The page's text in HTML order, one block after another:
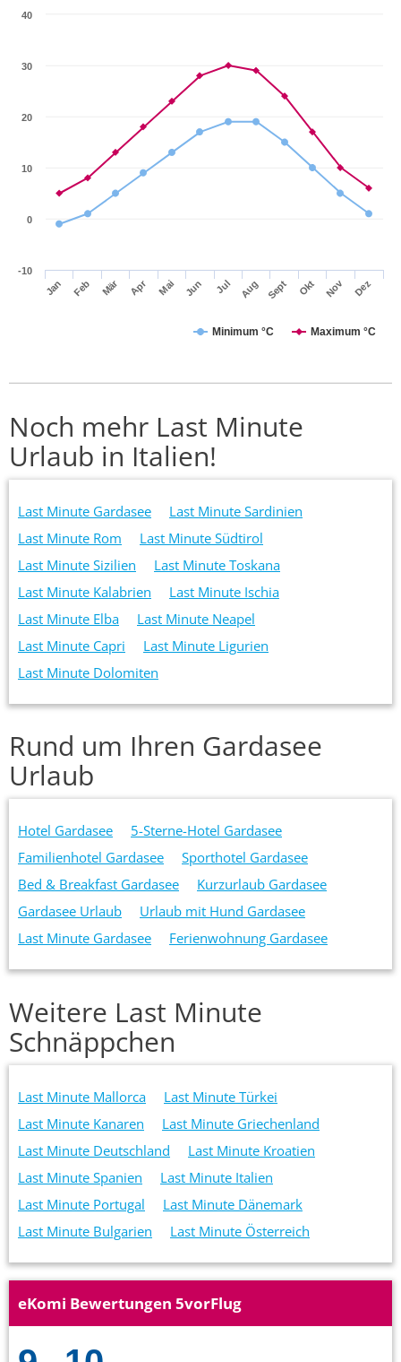
Minimum °C Maximum °C
Jan Feb Mär Apr Mai Jun Jul Aug Sept Okt Nov Dez
-10
0
10
20
30
40
Noch mehr Last Minute
Urlaub in Italien!
Last Minute Gardasee
Last Minute Sardinien
Last Minute Rom
Last Minute Südtirol
Last Minute Sizilien
Last Minute Toskana
Last Minute Kalabrien
Last Minute Ischia
Last Minute Elba
Last Minute Neapel
Last Minute Capri
Last Minute Ligurien
Last Minute Dolomiten
Rund um Ihren Gardasee
Urlaub
Hotel Gardasee
5-Sterne-Hotel Gardasee
Familienhotel Gardasee
Sporthotel Gardasee
Bed & Breakfast Gardasee
Kurzurlaub Gardasee
Gardasee Urlaub
Urlaub mit Hund Gardasee
Last Minute Gardasee
Ferienwohnung Gardasee
Weitere Last Minute
Schnäppchen
Last Minute Mallorca
Last Minute Türkei
Last Minute Kanaren
Last Minute Griechenland
Last Minute Deutschland
Last Minute Kroatien
Last Minute Spanien
Last Minute Italien
Last Minute Portugal
Last Minute Dänemark
Last Minute Bulgarien
Last Minute Österreich
eKomi Bewertungen 5vorFlug